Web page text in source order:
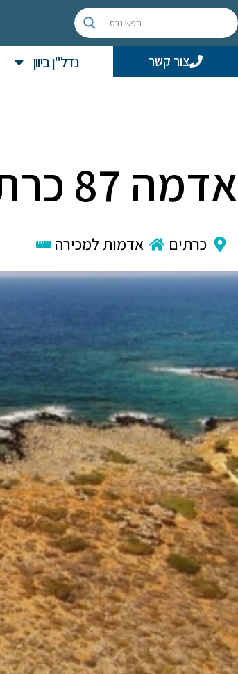
צור קשר נדל"ן ביוון
אדמה 87 כרתים
כרתים אדמות למכירה